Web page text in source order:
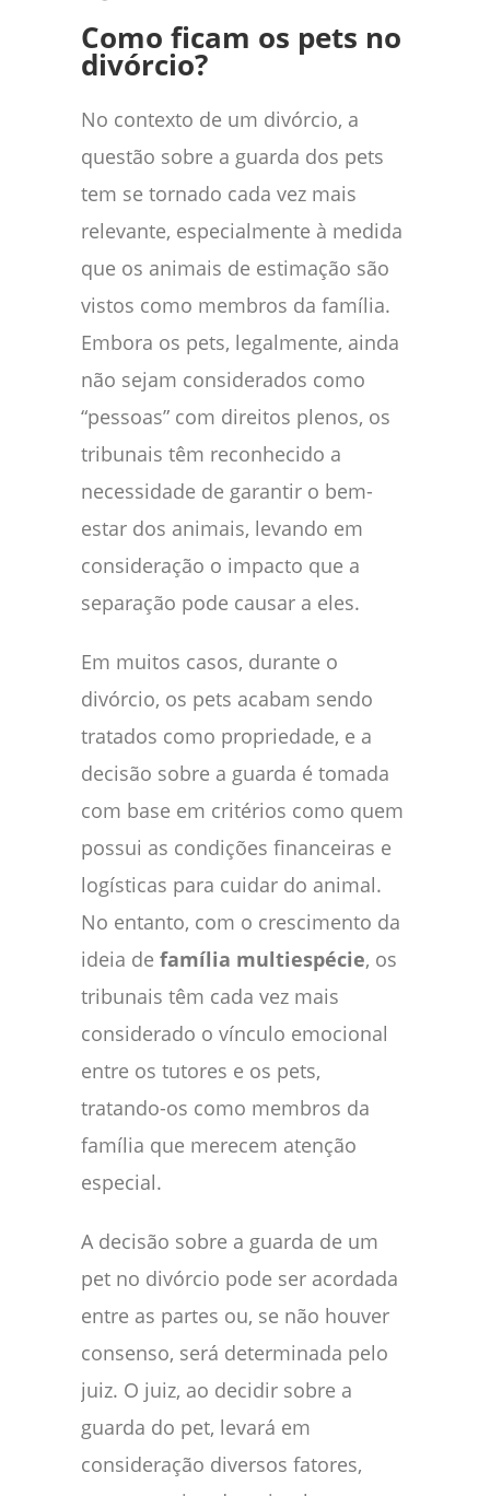
Como ficam os pets no
divórcio?
No contexto de um divórcio, a
questão sobre a guarda dos pets
tem se tornado cada vez mais
relevante, especialmente à medida
que os animais de estimação são
vistos como membros da família.
Embora os pets, legalmente, ainda
não sejam considerados como
“pessoas” com direitos plenos, os
tribunais têm reconhecido a
necessidade de garantir o bem-
estar dos animais, levando em
consideração o impacto que a
separação pode causar a eles.
Em muitos casos, durante o
divórcio, os pets acabam sendo
tratados como propriedade, e a
decisão sobre a guarda é tomada
com base em critérios como quem
possui as condições financeiras e
logísticas para cuidar do animal.
No entanto, com o crescimento da
ideia de família multiespécie, os
tribunais têm cada vez mais
considerado o vínculo emocional
entre os tutores e os pets,
tratando-os como membros da
família que merecem atenção
especial.
A decisão sobre a guarda de um
pet no divórcio pode ser acordada
entre as partes ou, se não houver
consenso, será determinada pelo
juiz. O juiz, ao decidir sobre a
guarda do pet, levará em
consideração diversos fatores,